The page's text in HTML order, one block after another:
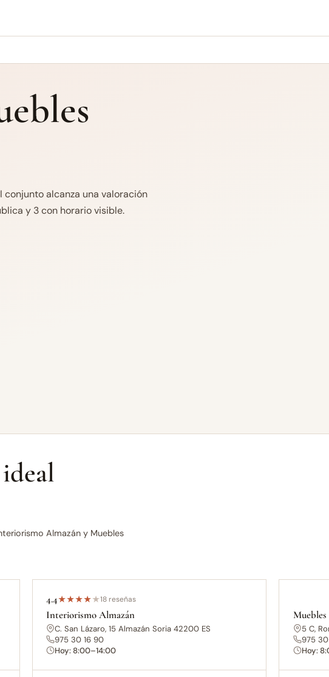
conjunto alcanza una valoración
y 3 con horario visible.
Almazán y Muebles
4.4★★★★★18 reseñas
Interiorismo Almazán
C. San Lázaro, 15 Almazán Soria 42200 ES
975 30 16 90
Hoy: 8:00–14:00
5 C,
975 30
Hoy: